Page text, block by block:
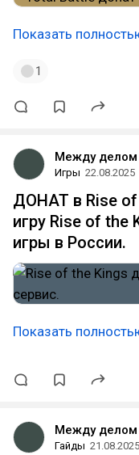
Показать
1
Между делом
Игры 22.08.2025
ДОНАТ в Rise of
игру Rise of
игры в России.
Показать
Между делом
Гайды 21.08.2025